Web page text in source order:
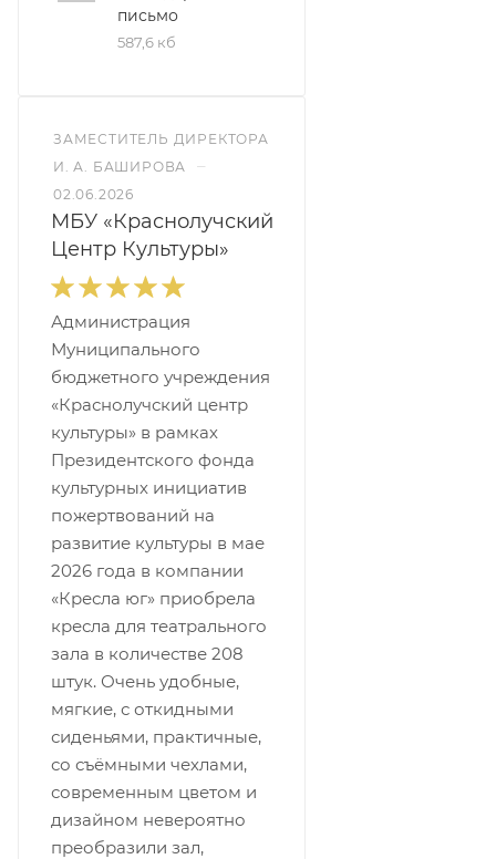
письмо
587,6 кб
ЗАМЕСТИТЕЛЬ ДИРЕКТОРА
И. А. БАШИРОВА
–
02.06.2026
МБУ «Краснолучский
Центр Культуры»
Администрация
Муниципального
бюджетного учреждения
«Краснолучский центр
культуры» в рамках
Президентского фонда
культурных инициатив
пожертвований на
развитие культуры в мае
2026 года в компании
«Кресла юг» приобрела
кресла для театрального
зала в количестве 208
штук. Очень удобные,
мягкие, с откидными
сиденьями, практичные,
со съёмными чехлами,
современным цветом и
дизайном невероятно
преобразили зал,